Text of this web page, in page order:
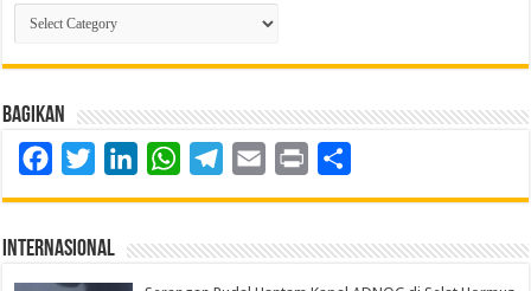
Kategori
Berita
Bagikan
FacebookTwitterLinkedInWhatsAppTelegram
Email Print
Internasional